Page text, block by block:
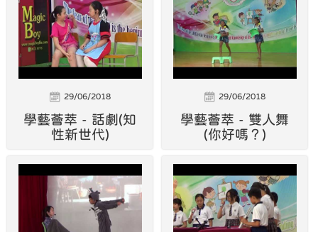
29/06/2018
學藝薈萃 - 話劇(知
性新世代)
29/06/2018
學藝薈萃 - 雙人舞
(你好嗎？)